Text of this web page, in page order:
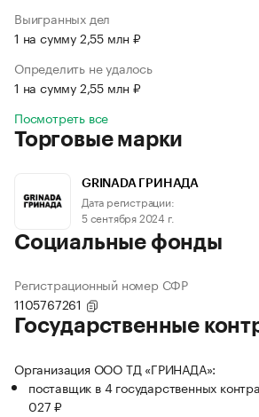
Выигранных дел
1 на сумму 2,55 млн ₽
Определить не удалось
1 на сумму 2,55 млн ₽
Посмотреть все
Торговые марки
GRINADA ГРИНАДА
Дата регистрации:
5 сентября 2024 г.
Социальные фонды
Регистрационный номер СФР
1105767261
Государственные
Организация ООО ТД «ГРИНАДА»:
поставщик в 4 государственных
027 ₽